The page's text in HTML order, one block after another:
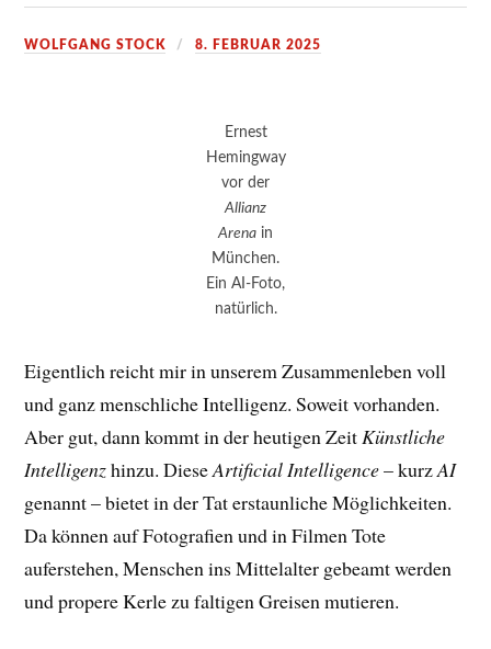
WOLFGANG STOCK 8. FEBRUAR 2025
Ernest
Hemingway
vor der
Allianz
Arena in
München.
Ein AI-Foto,
natürlich.
Eigentlich reicht mir in unserem Zusammenleben voll
und ganz menschliche Intelligenz. Soweit vorhanden.
Aber gut, dann kommt in der heutigen ZeitKünstliche
Intelligenzhinzu. DieseArtificial Intelligence– kurzAI
genannt – bietet in der Tat erstaunliche Möglichkeiten.
Da können auf Fotografien und in Filmen Tote
auferstehen, Menschen ins Mittelalter gebeamt werden
und propere Kerle zu faltigen Greisen mutieren.